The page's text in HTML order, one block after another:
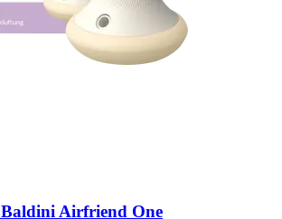
Baldini Airfriend One